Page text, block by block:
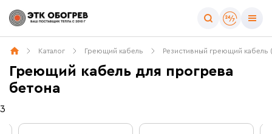
Каталог Греющий кабель Резистивный греющий
Греющий кабель для прогрева
бетона
3
Цена